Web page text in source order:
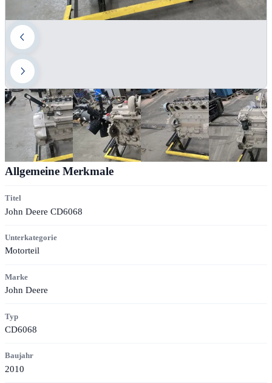
Allgemeine Merkmale
Titel
John Deere CD6068
Unterkategorie
Motorteil
Marke
John Deere
Typ
CD6068
Baujahr
2010